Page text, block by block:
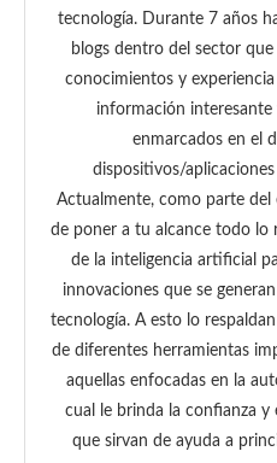
tecnología. Durante 7 años
blogs dentro del sector
conocimientos y
información interesante
enmarcados en el
dispositivos/
Actualmente, como parte del
de poner a tu alcance todo lo
de la inteligencia artificial
innovaciones que se
tecnología. A esto lo
de diferentes herramientas
aquellas enfocadas en la
cual le brinda la confianza y
que sirvan de ayuda a